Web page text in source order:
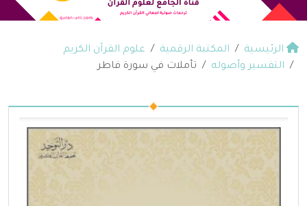
الرئيسية المكتبة الرقمية
علوم القرآن الكريم
التفسير وأصوله
تأملات في سورة فاطر